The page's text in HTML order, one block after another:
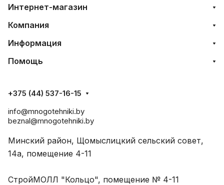
Интернет-магазин
Компания
Информация
Помощь
+375 (44) 537-16-15
info@mnogotehniki.by
beznal@mnogotehniki.by
Минский район, Щомыслицкий сельский совет,
14а, помещение 4-11
СтройМОЛЛ "Кольцо", помещение № 4-11